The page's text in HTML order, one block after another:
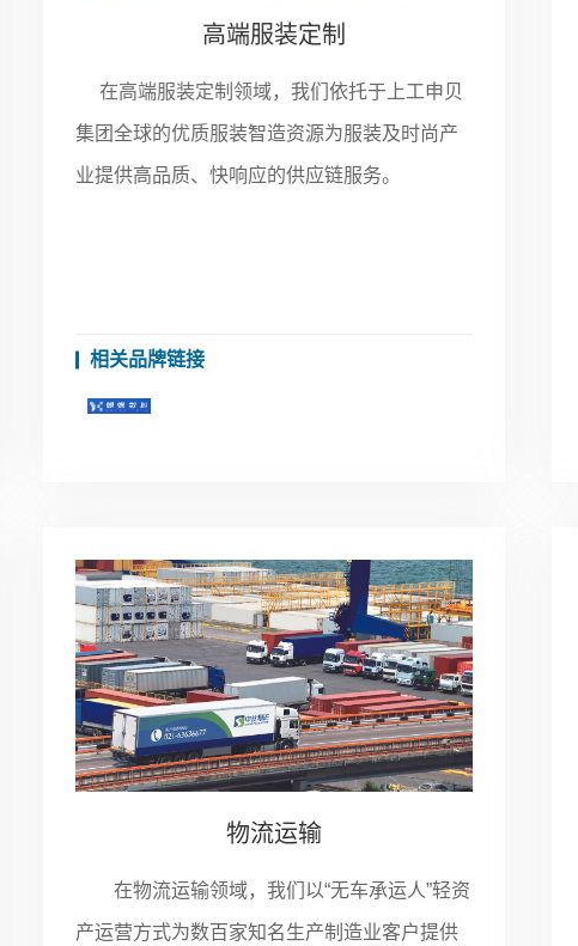
高端服装定制
在高端服装定制领域，我们依托于上工申贝
集团全球的优质服装智造资源为服装及时尚产
业提供高品质、快响应的供应链服务。
相关品牌链接
物流运输
在物流运输领域，我们以“无车承运人”轻资
产运营方式为数百家知名生产制造业客户提供